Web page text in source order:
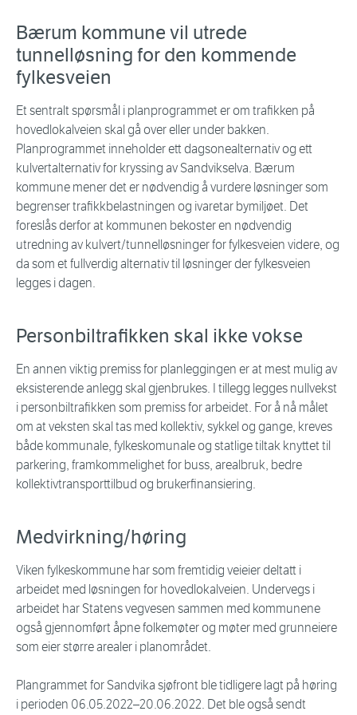
Bærum kommune vil utrede
tunnelløsning for den kommende
fylkesveien
Et sentralt spørsmål i planprogrammet er om trafikken på
hovedlokalveien skal gå over eller under bakken.
Planprogrammet inneholder ett dagsonealternativ og ett
kulvertalternativ for kryssing av Sandvikselva. Bærum
kommune mener det er nødvendig å vurdere løsninger som
begrenser trafikkbelastningen og ivaretar bymiljøet. Det
foreslås derfor at kommunen bekoster en nødvendig
utredning av kulvert/tunnelløsninger for fylkesveien videre, og
da som et fullverdig alternativ til løsninger der fylkesveien
legges i dagen.
Personbiltrafikken skal ikke vokse
En annen viktig premiss for planleggingen er at mest mulig av
eksisterende anlegg skal gjenbrukes. I tillegg legges nullvekst
i personbiltrafikken som premiss for arbeidet. For å nå målet
om at veksten skal tas med kollektiv, sykkel og gange, kreves
både kommunale, fylkeskomunale og statlige tiltak knyttet til
parkering, framkommelighet for buss, arealbruk, bedre
kollektivtransporttilbud og brukerfinansiering.
Medvirkning/høring
Viken fylkeskommune har som fremtidig veieier deltatt i
arbeidet med løsningen for hovedlokalveien. Undervegs i
arbeidet har Statens vegvesen sammen med kommunene
også gjennomført åpne folkemøter og møter med grunneiere
som eier større arealer i planområdet.
Plangrammet for Sandvika sjøfront ble tidligere lagt på høring
i perioden 06.05.2022–20.06.2022. Det ble også sendt